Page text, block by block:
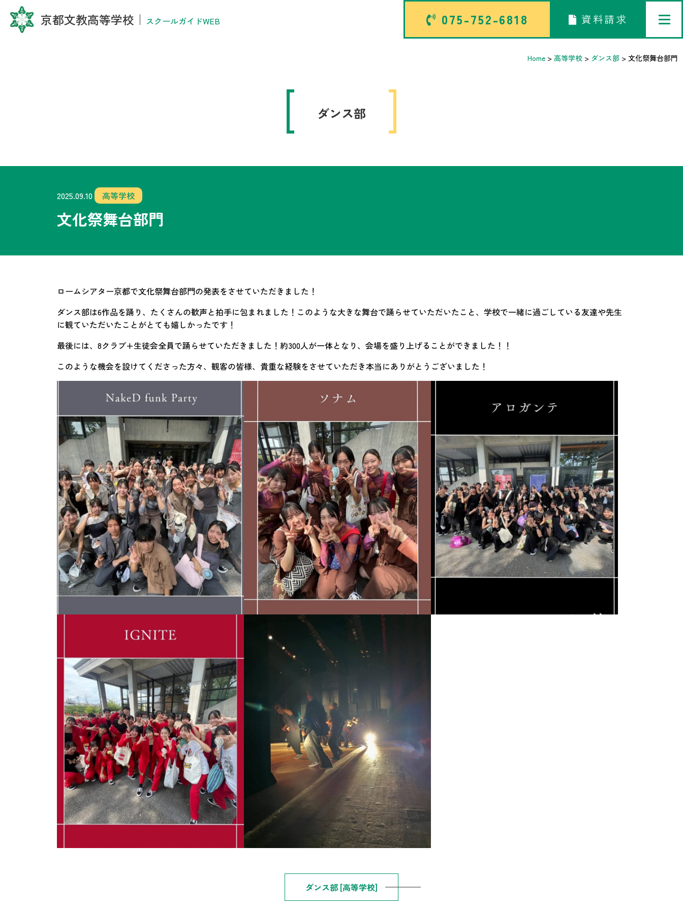
京都文教高等学校 ｜ スクールガイドWEB 075-752-6818 資料請求
Home > 高等学校 > ダンス部 > 文化祭舞台部門
ダンス部
2025.09.10 高等学校
文化祭舞台部門
ロームシアター京都で文化祭舞台部門の発表をさせていただきました！
ダンス部は6作品を踊り、たくさんの歓声と拍手に包まれました！このような大きな舞台で踊らせていただいたこと、学校で一緒に過ごしている友達や先生
に観ていただいたことがとても嬉しかったです！
最後には、8クラブ+生徒会全員で踊らせていただきました！約300人が一体となり、会場を盛り上げることができました！！
このような機会を設けてくださった方々、観客の皆様、貴重な経験をさせていただき本当にありがとうございました！
ダンス部 [高等学校]